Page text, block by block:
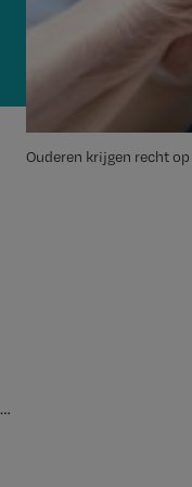
Ouderen krijgen recht
…